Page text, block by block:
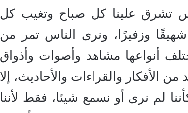
تشرق علينا كل صباح وتغيب كل
شهيقًا وزفيرًا، ونرى الناس تمر من
أنواعها مشاهد وأصوات وأذواق
الأفكار والقراءات والأحاديث، إلا
لم نرى أو نسمع شيئا، فقط لأننا